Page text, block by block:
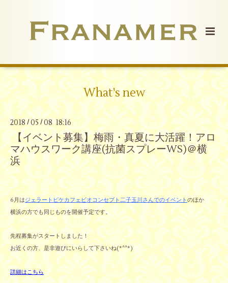
What's new
2018/05 /08 18:16
【イベント募集】梅雨・真夏に大活躍！アロ
マハウスワーク講座(抗菌スプレーWS)＠横
浜
6月はジェラートピケカフェビオコンセプト二子玉川さんでのイベントのほか
横浜の方でも同じものを開催予定です。
先程募集がスタートしました！
お近くの方、是非遊びにいらして下さいね(*^^*)
詳細はこちら